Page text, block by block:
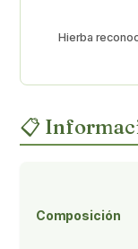
Hierba
📋
Composición